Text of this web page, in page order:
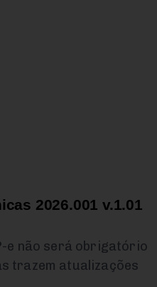
2026.001 v.1.01
e não será obrigatório
trazem atualizações